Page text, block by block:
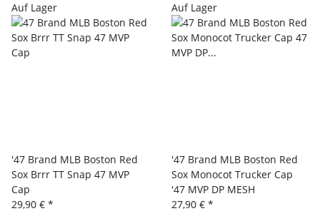
Auf Lager
'47 Brand MLB Boston Red
Sox Brrr TT Snap 47 MVP
Cap
29,90 € *
Auf Lager
'47 Brand MLB Boston Red
Sox Monocot Trucker Cap
'47 MVP DP MESH
27,90 € *